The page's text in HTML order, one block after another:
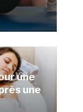
une
une